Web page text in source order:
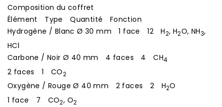
Composition du coffret
Élément Type Quantité Fonction
Hydrogène / Blanc Ø 30 mm 1 face 12 H2, H2O, NH3,
HCl
Carbone / Noir Ø 40 mm 4 faces 4 CH4
2 faces 1 CO2
Oxygène / Rouge Ø 40 mm 2 faces 2 H2O
1 face 7 CO2, O2